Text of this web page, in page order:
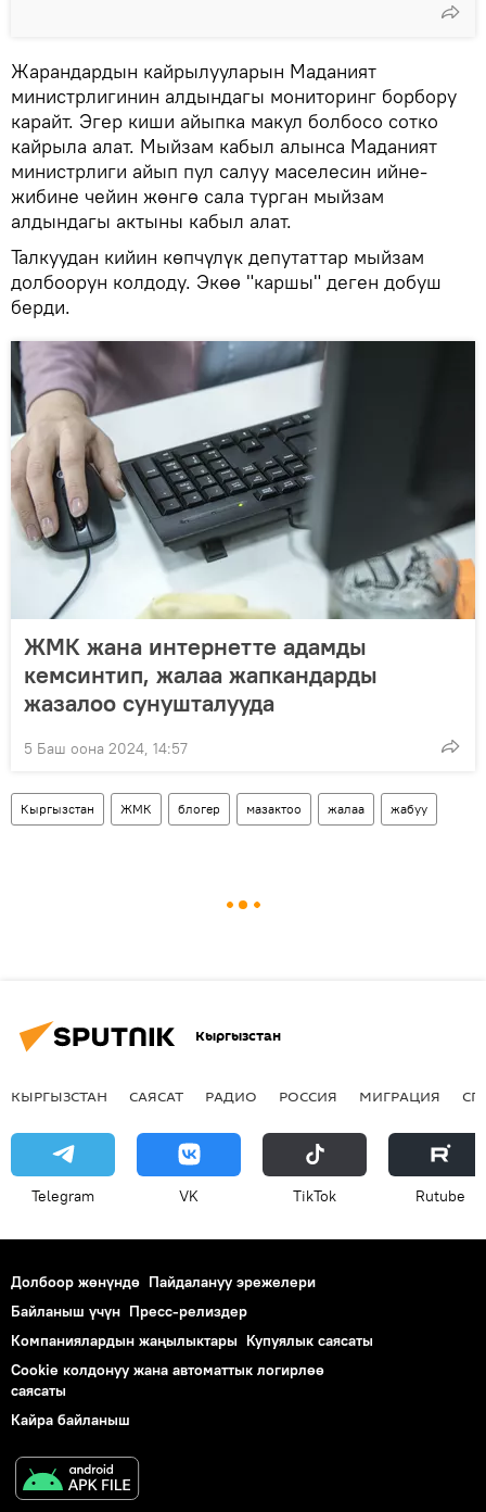
Жарандардын кайрылууларын Маданият
министрлигинин алдындагы мониторинг борбору
карайт. Эгер киши айыпка макул болбосо сотко
кайрыла алат. Мыйзам кабыл алынса Маданият
министрлиги айып пул салуу маселесин ийне-
жибине чейин жөнгө сала турган мыйзам
алдындагы актыны кабыл алат.
Талкуудан кийин көпчүлүк депутаттар мыйзам
долбоорун колдоду. Экөө "каршы" деген добуш
берди.
ЖМК жана интернетте адамды
кемсинтип, жалаа жапкандарды
жазалоо сунушталууда
5 Баш оона 2024, 14:57
Кыргызстан ЖМК блогер мазактоо жалаа жабуу
Кыргызстан
КЫРГЫЗСТАН САЯСАТ РАДИО РОССИЯ МИГРАЦИЯ
Telegram VK ТikТоk Rutube
Долбоор жөнүндө Пайдалануу эрежелери
Байланыш үчүн Пресс-релиздер
Компаниялардын жаңылыктары Купуялык саясаты
Cookie колдонуу жана автоматтык логирлөө
саясаты
Кайра байланыш